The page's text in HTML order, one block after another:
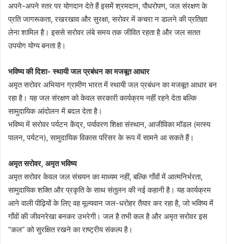
अपने-अपने स्तर पर योगदान देते हैं इसमें श्रमदान, पौधरोपण, जल संरक्षण के
प्रति जागरूकता, रखरखाव और सुरक्षा, सरोवर में कचरा न डालने की प्रतिज्ञा
लेना शामिल है। इससे सरोवर लंबे समय तक जीवित रहता है और जल सतत
उपयोग योग्य बनता है।
भविष्य की दिशा- स्थायी जल प्रबंधन का मजबूत आधार
अमृत सरोवर अभियान ग्रामीण भारत में स्थायी जल प्रबंधन का मजबूत आधार बन
रहा है। यह जल संरक्षण को केवल सरकारी कार्यक्रम नहीं रहने देता बल्कि
सामुदायिक आंदोलन में बदल देता है।
भविष्य में सरोवर पर्यटन केंद्र, पर्यावरण शिक्षा संस्थान, आजीविका मॉडल (मत्स्य
पालन, पर्यटन), सामुदायिक विकास परिसर के रूप में सामने आ सकते हैं।
अमृत सरोवर, अमृत भविष्य
अमृत सरोवर केवल जल संचयन का माध्यम नहीं, बल्कि गाँवों में आत्मनिर्भरता,
सामुदायिक शक्ति और प्रकृति के साथ संतुलन की नई कहानी है। यह कार्यक्रम
आने वाली पीढ़ियों के लिए वह मूल्यवान जल-धरोहर तैयार कर रहा है, जो भविष्य में
गाँवों की जीवनरेखा बनकर उभरेगी। जल है तभी कल है और अमृत सरोवर इस
“कल” को सुरक्षित रखने का राष्ट्रीय संकल्प है।